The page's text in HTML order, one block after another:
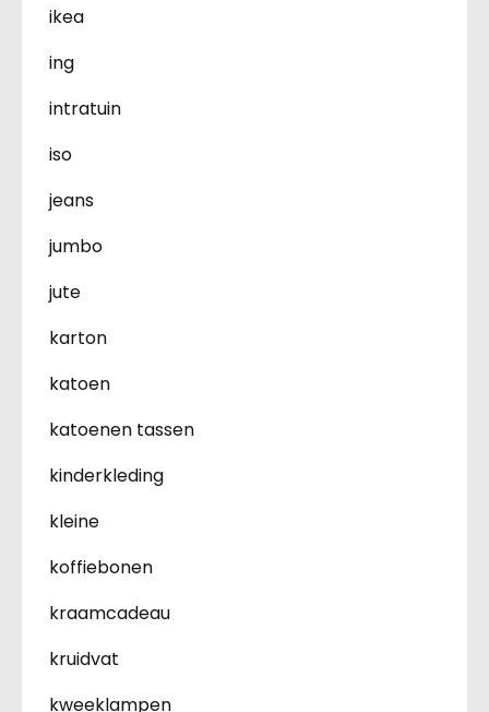
ikea
ing
intratuin
iso
jeans
jumbo
jute
karton
katoen
katoenen tassen
kinderkleding
kleine
koffiebonen
kraamcadeau
kruidvat
kweeklampen